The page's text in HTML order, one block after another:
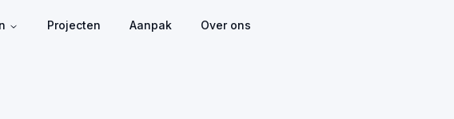
Projecten Aanpak Over ons